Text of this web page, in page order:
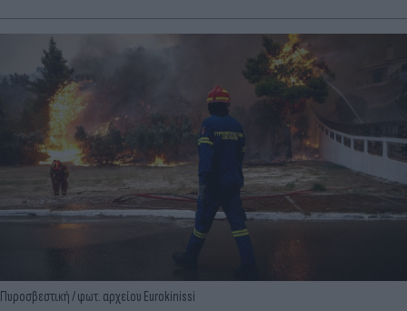
Πυροσβεστική / φωτ. αρχείου Eurokinissi